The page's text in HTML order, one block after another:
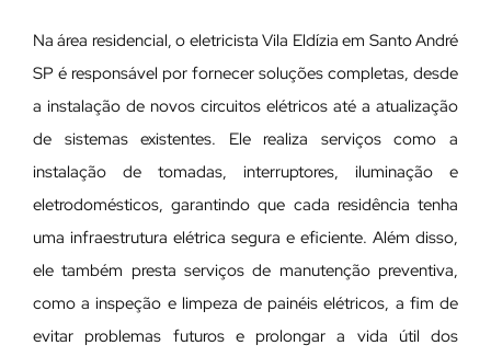
Na área residencial, o eletricista Vila Eldízia em Santo André
SP é responsável por fornecer soluções completas, desde
a instalação de novos circuitos elétricos até a atualização
de sistemas existentes. Ele realiza serviços como a
instalação de tomadas, interruptores, iluminação e
eletrodomésticos, garantindo que cada residência tenha
uma infraestrutura elétrica segura e eficiente. Além disso,
ele também presta serviços de manutenção preventiva,
como a inspeção e limpeza de painéis elétricos, a fim de
evitar problemas futuros e prolongar a vida útil dos